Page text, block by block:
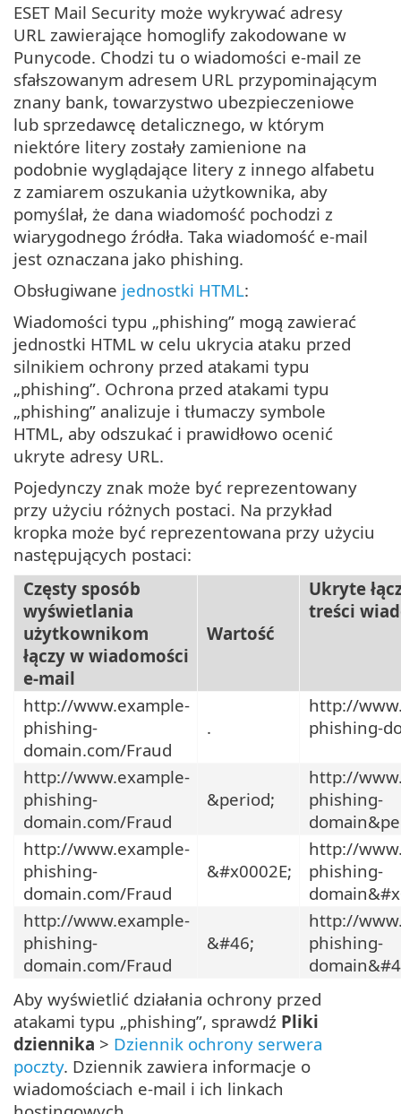
ESET Mail Security może wykrywać adresy
URL zawierające homoglify zakodowane w
Punycode. Chodzi tu o wiadomości e-mail ze
sfałszowanym adresem URL przypominającym
znany bank, towarzystwo ubezpieczeniowe
lub sprzedawcę detalicznego, w którym
niektóre litery zostały zamienione na
podobnie wyglądające litery z innego alfabetu
z zamiarem oszukania użytkownika, aby
pomyślał, że dana wiadomość pochodzi z
wiarygodnego źródła. Taka wiadomość e-mail
jest oznaczana jako phishing.
Obsługiwane jednostki HTML:
Wiadomości typu „phishing” mogą zawierać
jednostki HTML w celu ukrycia ataku przed
silnikiem ochrony przed atakami typu
„phishing”. Ochrona przed atakami typu
„phishing” analizuje i tłumaczy symbole
HTML, aby odszukać i prawidłowo ocenić
ukryte adresy URL.
Pojedynczy znak może być reprezentowany
przy użyciu różnych postaci. Na przykład
kropka może być reprezentowana przy użyciu
następujących postaci:
Częsty sposób
wyświetlania
użytkownikom
łączy w wiadomości
e-mail
Wartość
Ukryte
treści
http://www.example-
phishing-
domain.com/Fraud
.
http://
phishing-
http://www.example-
phishing-
domain.com/Fraud
&period;
http://
phishing-
http://www.example-
phishing-
domain.com/Fraud
&#x0002E;
http://
phishing-
http://www.example-
phishing-
domain.com/Fraud
&#46;
http://
phishing-
Aby wyświetlić działania ochrony przed
atakami typu „phishing”, sprawdź Pliki
dziennika > Dziennik ochrony serwera
poczty. Dziennik zawiera informacje o
wiadomościach e-mail i ich linkach